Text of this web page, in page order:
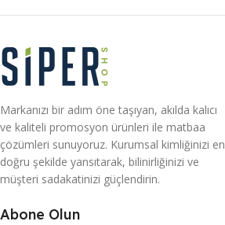
Markanızı bir adım öne taşıyan, akılda kalıcı
ve kaliteli promosyon ürünleri ile matbaa
çözümleri sunuyoruz. Kurumsal kimliğinizi en
doğru şekilde yansıtarak, bilinirliğinizi ve
müşteri sadakatinizi güçlendirin.
Abone Olun